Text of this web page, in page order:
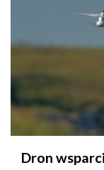
Dron